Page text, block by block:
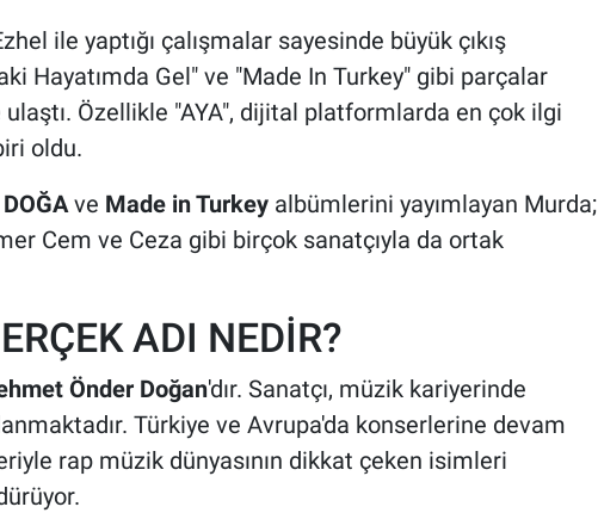
ile yaptığı çalışmalar sayesinde büyük çıkış
Hayatımda Gel" ve "Made In Turkey" gibi parçalar
Özellikle "AYA", dijital platformlarda en çok ilgi
oldu.
DOĞAve Made in Turkeyalbümlerini yayımlayan Murda;
Cem ve Ceza gibi birçok sanatçıyla da ortak
ADI NEDİR?
Önder Doğan'dır. Sanatçı, müzik kariyerinde
Türkiye ve Avrupa'da konserlerine devam
rap müzik dünyasının dikkat çeken isimleri